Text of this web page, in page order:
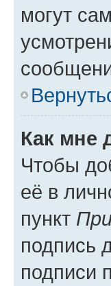
могут
Как мне
Чтобы
её в
пункт
подпись
подписи